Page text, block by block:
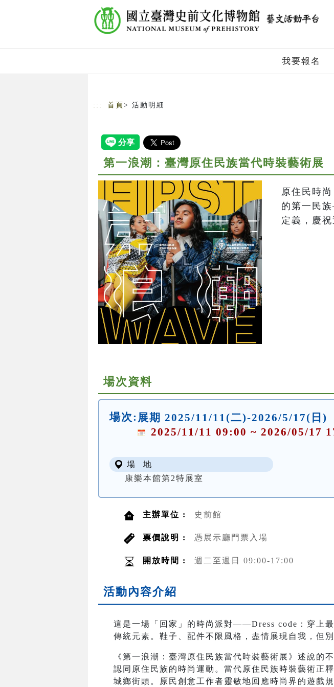
我要報名
::: 首頁 > 活動明細
第一浪潮：臺灣原住民族當代時裝藝術展
原住民時
的第一民
定義，慶祝
場次資料
場次: 展期 2025/11/11(二)-2026/5/17(日)
2025/11/11 09:00 ~ 2026/05/17
場 地
康樂本館第2特展室
主辦單位 : 史前館
票價說明 : 憑展示廳門票入場
開放時間 : 週二至週日 09:00-17:00
活動內容介紹
這是一場「回家」的時尚派對——Dress code：穿上
傳統元素。鞋子、配件不限風格，盡情展現自我，但
《第一浪潮：臺灣原住民族當代時裝藝術展》述說的
認同原住民族的時尚運動。當代原住民族時裝藝術正
城鄉街頭。原民創意工作者靈敏地回應時尚界的遊戲